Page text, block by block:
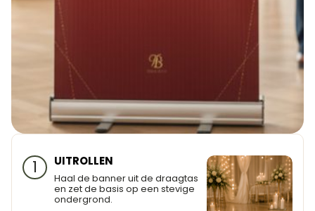
1 UITROLLEN
Haal de banner uit de draagtas
en zet de basis op een stevige
ondergrond.